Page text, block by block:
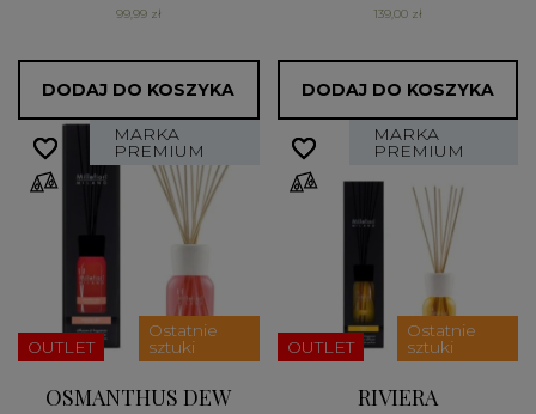
99,99 zł
DODAJ DO KOSZYKA
139,00 zł
DODAJ DO KOSZYKA
MARKA
PREMIUM
OUTLET
Ostatnie
sztuki
OSMANTHUS DEW
favorite_border
favorite_border MARKA
PREMIUM
OUTLET
Ostatnie
sztuki
RIVIERA
favorite_border
favorite_border